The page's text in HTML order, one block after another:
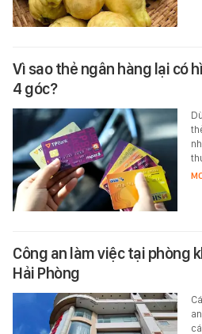
Vì sao thẻ ngân hàng lại có
4 góc?
Công an làm việc tại phòng
Hải Phòng